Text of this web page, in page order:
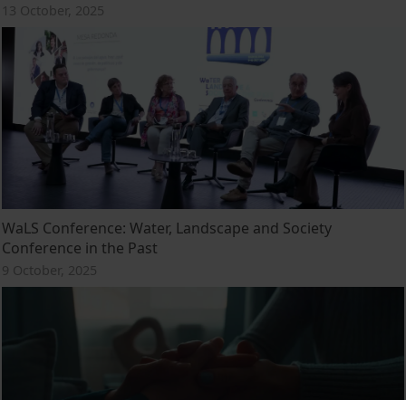
13 October, 2025
WaLS Conference: Water, Landscape and Society
Conference in the Past
9 October, 2025